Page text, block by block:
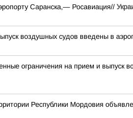
Саранска,— Росавиация//
воздушных судов введены в
ограничения на прием и выпуск
Республики Мордовия